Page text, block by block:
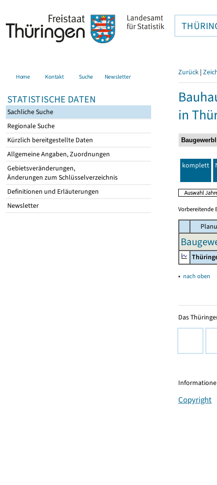
Home Kontakt Suche Newsletter
STATISTISCHE DATEN
Sachliche Suche
Regionale Suche
Kürzlich bereitgestellte Daten
Allgemeine Angaben, Zuordnungen
Gebietsveränderungen,
Änderungen zum Schlüsselverzeichnis
Definitionen und Erläuterungen
Newsletter
Zurück |
in
komplett
Vorbereitende
▴ nach oben
Das
Copyright